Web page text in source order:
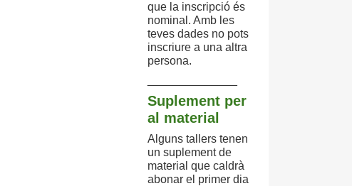
que la inscripció és
nominal. Amb les
teves dades no pots
inscriure a una altra
persona.
Suplement per
al material
Alguns tallers tenen
un suplement de
material que caldrà
abonar el primer dia